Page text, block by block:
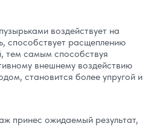
воздействует на
способствует расщеплению
тем самым способствуя
внешнему воздействию
становится более упругой и
принес ожидаемый результат,